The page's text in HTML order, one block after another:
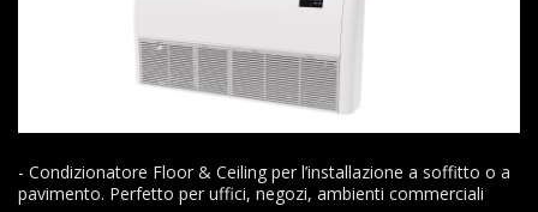
- Condizionatore Floor & Ceiling per l’installazione a soffitto o a
pavimento. Perfetto per uffici, negozi, ambienti commerciali